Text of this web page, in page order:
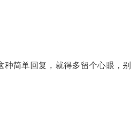
种简单回复，就得多留个心眼，别